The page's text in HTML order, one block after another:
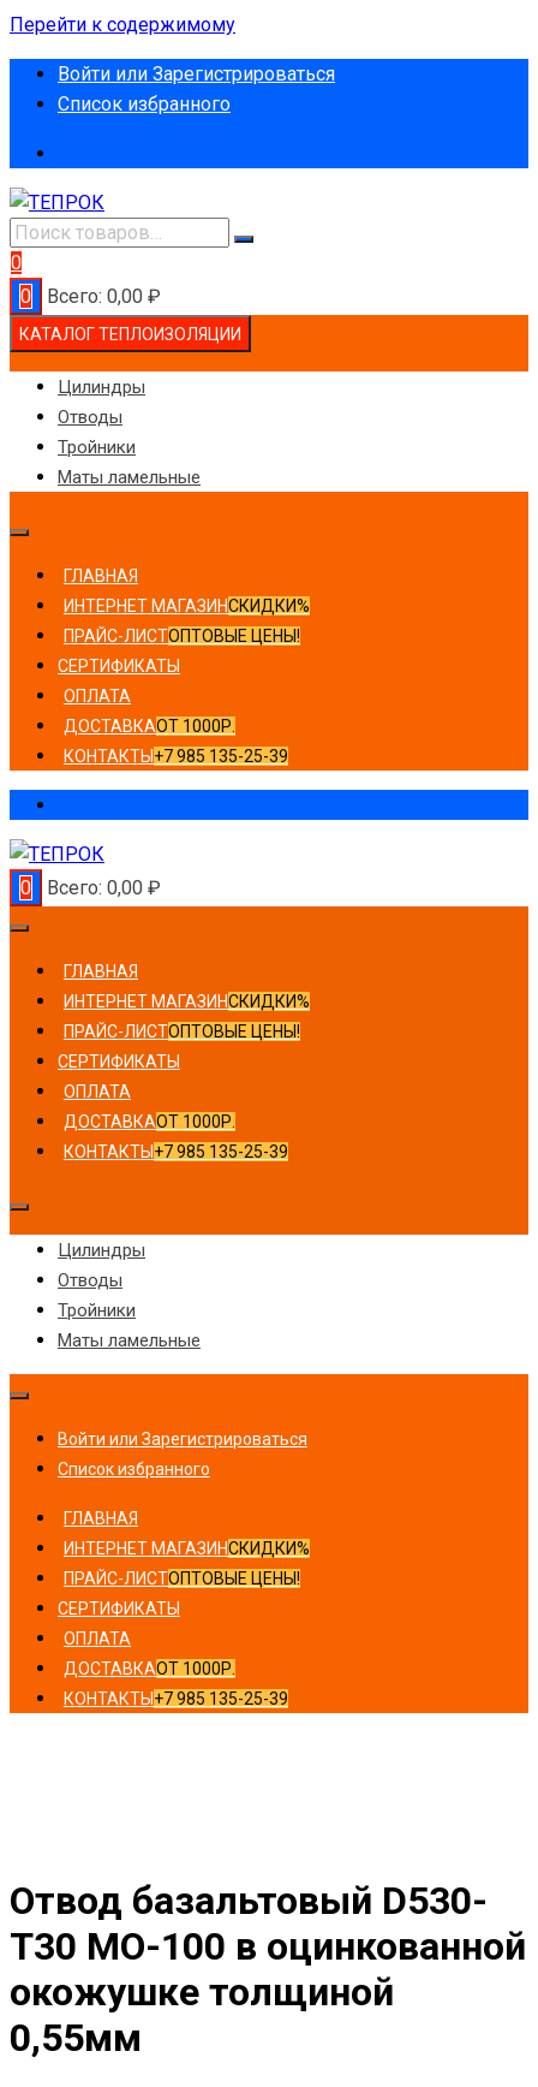
Перейти к содержимому
Войти или Зарегистрироваться
Список избранного
0
0
Всего: 0,00 ₽
КАТАЛОГ ТЕПЛОИЗОЛЯЦИИ
Цилиндры
Отводы
Тройники
Маты ламельные
ГЛАВНАЯ
ИНТЕРНЕТ МАГАЗИНСКИДКИ%
ПРАЙС-ЛИСТОПТОВЫЕ ЦЕНЫ!
СЕРТИФИКАТЫ
ОПЛАТА
ДОСТАВКАОТ 1000Р.
КОНТАКТЫ +7 985 135-25-39
0 Всего: 0,00 ₽
ГЛАВНАЯ
ИНТЕРНЕТ МАГАЗИНСКИДКИ%
ПРАЙС-ЛИСТОПТОВЫЕ ЦЕНЫ!
СЕРТИФИКАТЫ
ОПЛАТА
ДОСТАВКАОТ 1000Р.
КОНТАКТЫ +7 985 135-25-39
Цилиндры
Отводы
Тройники
Маты ламельные
Войти или Зарегистрироваться
Список избранного
ГЛАВНАЯ
ИНТЕРНЕТ МАГАЗИНСКИДКИ%
ПРАЙС-ЛИСТОПТОВЫЕ ЦЕНЫ!
СЕРТИФИКАТЫ
ОПЛАТА
ДОСТАВКАОТ 1000Р.
КОНТАКТЫ +7 985 135-25-39
Отвод базальтовый D530-
T30 MO-100 в оцинкованной
окожушке толщиной
0,55мм